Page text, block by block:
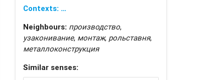
Contexts: …
Neighbours: производство,
узаконивание, монтаж, рольставня,
металлоконструкция
Similar senses: